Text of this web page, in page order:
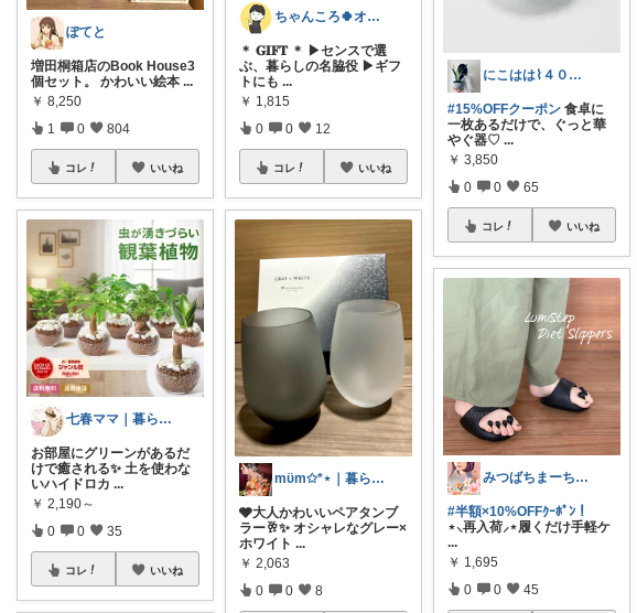
ぽてと
増田桐箱店のBook House3
個セット。 かわいい絵本 ...
￥ 8,250
1 0 804
コレ いいね
七春ママ｜暮らしとキャンプ
お部屋にグリーンがあるだ
けで癒される✨ 土を使わな
いハイドロカ ...
￥ 2,190～
0 0 35
コレ いいね
ちゃんころ🍀オリ写/インテリア/キッズ
＊ 𝐆𝐈𝐅𝐓 ＊ ▶センスで選
ぶ、暮らしの名脇役 ▶ギフ
トにも ...
￥ 1,815
0 0 12
コレ いいね
mϋm✩*⋆｜暮らしに寄り添うもの
🩶大人かわいいペアタンブ
ラー🥂✨ オシャレなグレー×
ホワイト ...
￥ 2,063
0 0 8
にこはは⌇４０代心地いい暮らし
#15%OFFクーポン 食卓に
一枚あるだけで、ぐっと華
やぐ器♡ ...
￥ 3,850
0 0 65
コレ いいね
みつばちまーちᵀᴴᴬᴺᴷ ᵞᴼᵁ ◡̈*
#半額×10%OFFｸｰﾎﾟﾝ！
⋆⸜再入荷⸝⋆履くだけ手軽ケ
...
￥ 1,695
0 0 45